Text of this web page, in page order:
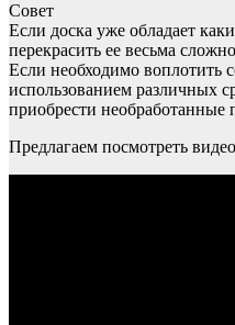
Совет
Если доска уже обладает
перекрасить ее весьма
Если необходимо воплотить
использованием различных
приобрести необработанные
Предлагаем посмотреть